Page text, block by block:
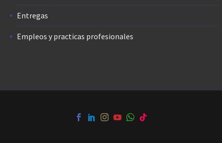
Entregas
Empleos y practicas profesionales